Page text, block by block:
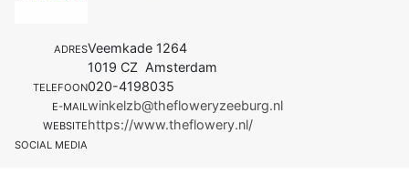
ADRESVeemkade 1264
1019 CZ Amsterdam
TELEFOON020-4198035
E-MAIL winkelzb@thefloweryzeeburg.nl
WEBSITEhttps://www.theflowery.nl/
SOCIAL MEDIA